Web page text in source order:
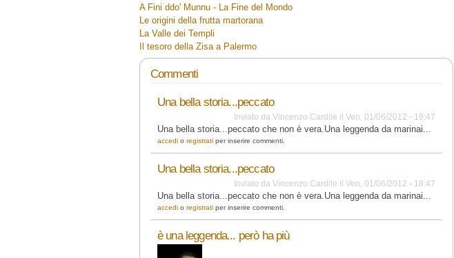
A Fini ddo' Munnu - La Fine del Mondo
Le origini della frutta martorana
La Valle dei Templi
Il tesoro della Zisa a Palermo
Commenti
Una bella storia...peccato
Inviato daVincenzo Cardile ilVen, 01/06/2012 - 18:47
Una bella storia...peccato che non è vera.Una leggenda da marinai...
accedi o registrati per inserire commenti.
Una bella storia...peccato
Inviato daVincenzo Cardile ilVen, 01/06/2012 - 18:47
Una bella storia...peccato che non è vera.Una leggenda da marinai...
accedi o registrati per inserire commenti.
è una leggenda... però ha più